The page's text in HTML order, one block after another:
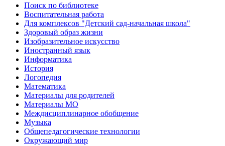
Поиск по библиотеке
Воспитательная работа
Для комплексов "Детский сад-начальная школа"
Здоровый образ жизни
Изобразительное искусство
Иностранный язык
Информатика
История
Логопедия
Математика
Материалы для родителей
Материалы МО
Междисциплинарное обобщение
Музыка
Общепедагогические технологии
Окружающий мир